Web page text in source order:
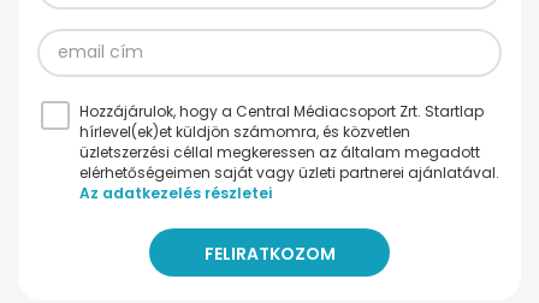
Hozzájárulok, hogy a Central Médiacsoport Zrt. Startlap
hírlevel(ek)et küldjön számomra, és közvetlen
üzletszerzési céllal megkeressen az általam megadott
elérhetőségeimen saját vagy üzleti partnerei ajánlatával.
Az adatkezelés részletei